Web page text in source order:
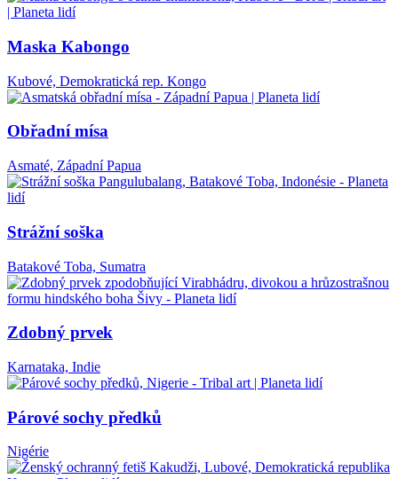
Maska Kabongo
Kubové, Demokratická rep. Kongo
Obřadní mísa
Asmaté, Západní Papua
Strážní soška
Batakové Toba, Sumatra
Zdobný prvek
Karnataka, Indie
Párové sochy předků
Nigérie